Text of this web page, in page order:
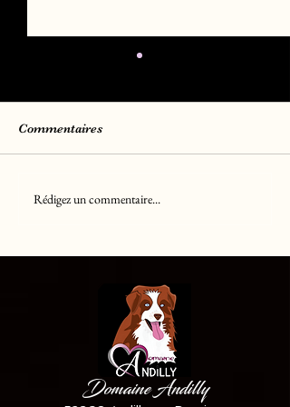
Chiots Berger Américain
Commentaires
Rédigez un commentaire...
Domaine Andilly